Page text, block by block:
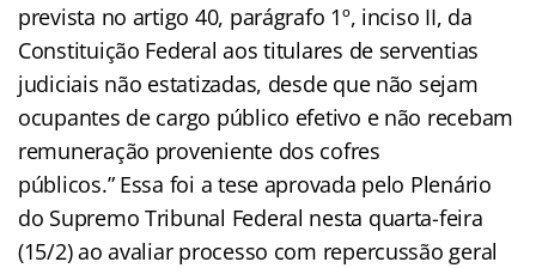
prevista no artigo 40, parágrafo 1º, inciso II, da
Constituição Federal aos titulares de serventias
judiciais não estatizadas, desde que não sejam
ocupantes de cargo público efetivo e não recebam
remuneração proveniente dos cofres
públicos.” Essa foi a tese aprovada pelo Plenário
do Supremo Tribunal Federal nesta quarta-feira
(15/2) ao avaliar processo com repercussão geral